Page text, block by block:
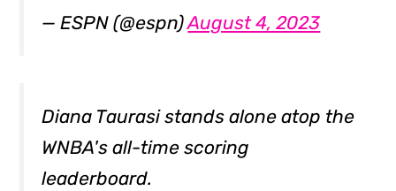
— ESPN (@espn)August 4, 2023
Diana Taurasi stands alone atop the
WNBA's all-time scoring
leaderboard.